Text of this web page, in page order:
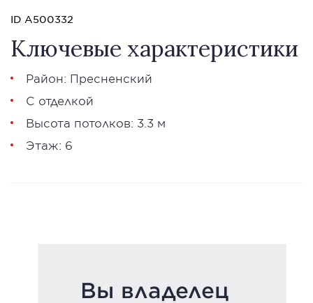
ID A500332
Ключевые характеристики
Район: Пресненский
С отделкой
Высота потолков: 3.3 м
Этаж: 6
Вы владелец